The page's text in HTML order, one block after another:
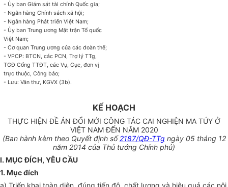
- Ủy ban Giám sát tài chính Quốc gia;
- Ngân hàng Chính sách xã hội;
- Ngân hàng Phát triển Việt Nam;
- Ủy ban Trung ương Mặt trận Tổ quốc
Việt Nam;
- Cơ quan Trung ương của các đoàn thể;
- VPCP: BTCN, các PCN, Trợ lý TTg,
TGĐ Cổng TTĐT, các Vụ, Cục, đơn vị
trực thuộc, Công báo;
- Lưu: Văn thư, KGVX (3b).
KẾ HOẠCH
THỰC HIỆN ĐỀ ÁN ĐỔI MỚI CÔNG TÁC CAI NGHIỆN MA TÚY Ở
VIỆT NAM ĐẾN NĂM 2020
(Ban hành kèm theo Quyết định số2187/QĐ-TTg ngày 05 tháng 12
năm 2014 của Thủ tướng Chính phủ)
I. MỤC ĐÍCH, YÊU CẦU
1. Mục đích
a) Triển khai toàn diện, đúng tiến độ, chất lượng và hiệu quả các nội